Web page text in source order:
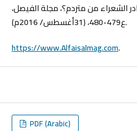
الشعراء من متردم؟، مجلة الفيصل،
ع479-480، (31أغسطس/ 2016م).
https://www.Alfaisalmag.com.
PDF (Arabic)